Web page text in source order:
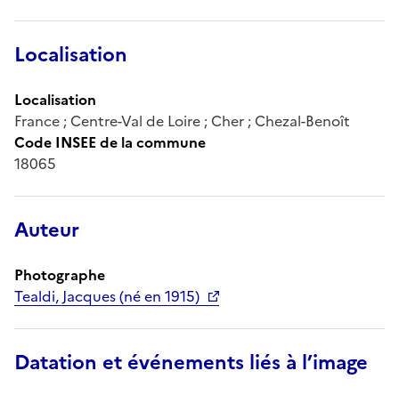
Localisation
Localisation
France ; Centre-Val de Loire ; Cher ; Chezal-Benoît
Code INSEE de la commune
18065
Auteur
Photographe
Tealdi, Jacques (né en 1915)
Datation et événements liés à l’image